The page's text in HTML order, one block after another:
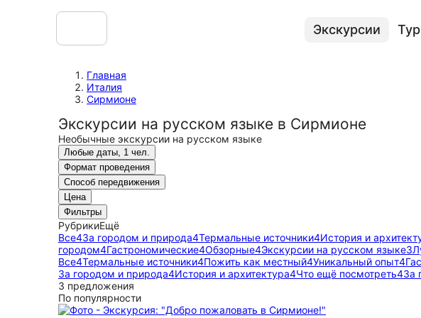
Экскурсии
Главная
Италия
Сирмионе
Экскурсии на русском языке в Сирмионе
Необычные экскурсии на русском языке
Любые даты, 1 чел.
Формат проведения
Способ передвижения
Цена
Фильтры
РубрикиЕщё
Все4За городом и природа4Термальные источники4История и
городом4Гастрономические4Обзорные4Экскурсии на русском языке3
Все4Термальные источники4Пожить как местный4Уникальный опыт4
За городом и природа4История и архитектура4Что ещё посмотреть4За
3 предложения
По популярности